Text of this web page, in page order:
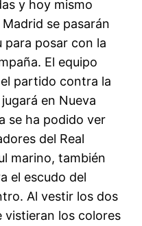
y hoy mismo
se pasarán
para posar con la
El equipo
partido contra la
en Nueva
se ha podido ver
del Real
marino, también
el escudo del
Al vestir los dos
vistieran los colores